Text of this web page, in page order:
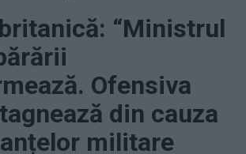
“Ministrul
Ofensiva
din cauza
militare